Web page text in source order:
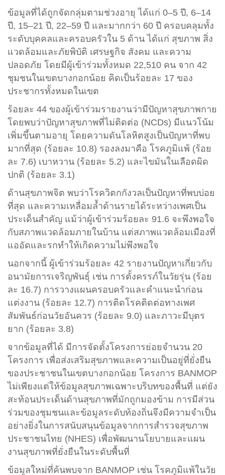
ข้อมูลที่ได้ถูกจัดกลุ่มตามช่วงอายุ ได้แก่ 0–5 ปี, 6–14
ปี, 15–21 ปี, 22–59 ปี และมากกว่า 60 ปี ครอบคลุมทั้ง
ระดับบุคคลและครอบครัวใน 5 ด้าน ได้แก่ สุขภาพ สิ่ง
แวดล้อมและภัยพิบัติ เศรษฐกิจ สังคม และความ
ปลอดภัย โดยมีผู้เข้าร่วมทั้งหมด 22,510 คน จาก 42
ชุมชนในเขตบางกอกน้อย คิดเป็นร้อยละ 17 ของ
ประชากรทั้งหมดในเขต
ร้อยละ 44 ของผู้เข้าร่วมรายงานว่ามีปัญหาสุขภาพกาย
โดยพบว่าปัญหาสุขภาพที่ไม่ติดต่อ (NCDs) มีแนวโน้ม
เพิ่มขึ้นตามอายุ โดยความดันโลหิตสูงเป็นปัญหาที่พบ
มากที่สุด (ร้อยละ 10.8) รองลงมาคือ โรคภูมิแพ้ (ร้อย
ละ 7.6) เบาหวาน (ร้อยละ 5.2) และไขมันในเลือดผิด
ปกติ (ร้อยละ 3.1)
ด้านสุขภาพจิต พบว่าโรควิตกกังวลเป็นปัญหาที่พบบ่อย
ที่สุด และความเหลื่อมล้ำด้านรายได้ระหว่างเพศเป็น
ประเด็นสำคัญ แม้ว่าผู้เข้าร่วมร้อยละ 91.6 จะพึงพอใจ
กับสภาพแวดล้อมภายในบ้าน แต่สภาพแวดล้อมเมืองที่
แออัดและรกทำให้เกิดความไม่พึงพอใจ
นอกจากนี้ ผู้เข้าร่วมร้อยละ 42 รายงานปัญหาเกี่ยวกับ
อนามัยการเจริญพันธุ์ เช่น การตั้งครรภ์ในวัยรุ่น (ร้อย
ละ 16.7) การวางแผนครอบครัวและคำแนะนำก่อน
แต่งงาน (ร้อยละ 12.7) การติดโรคติดต่อทางเพศ
สัมพันธ์ก่อนวัยอันควร (ร้อยละ 9.0) และภาวะมีบุตร
ยาก (ร้อยละ 3.8)
จากข้อมูลที่ได้ มีการจัดตั้งโครงการย่อยจำนวน 20
โครงการ เพื่อส่งเสริมสุขภาพและความเป็นอยู่ที่ยั่งยืน
ของประชาชนในเขตบางกอกน้อย โครงการ BANMOP
ไม่เพียงแต่ให้ข้อมูลสุขภาพเฉพาะบริบทของพื้นที่ แต่ยัง
สะท้อนประเด็นด้านสุขภาพที่มักถูกมองข้าม การมีส่วน
ร่วมของชุมชนและข้อมูลระดับท้องถิ่นจึงมีความจำเป็น
อย่างยิ่งในการสนับสนุนข้อมูลจากการสำรวจสุขภาพ
ประชาชนไทย (NHES) เพื่อพัฒนานโยบายและแผน
งานสุขภาพที่ยั่งยืนในระดับพื้นที่
ข้อมูลใหม่ที่ค้นพบจาก BANMOP เช่น โรคภูมิแพ้ในวัย